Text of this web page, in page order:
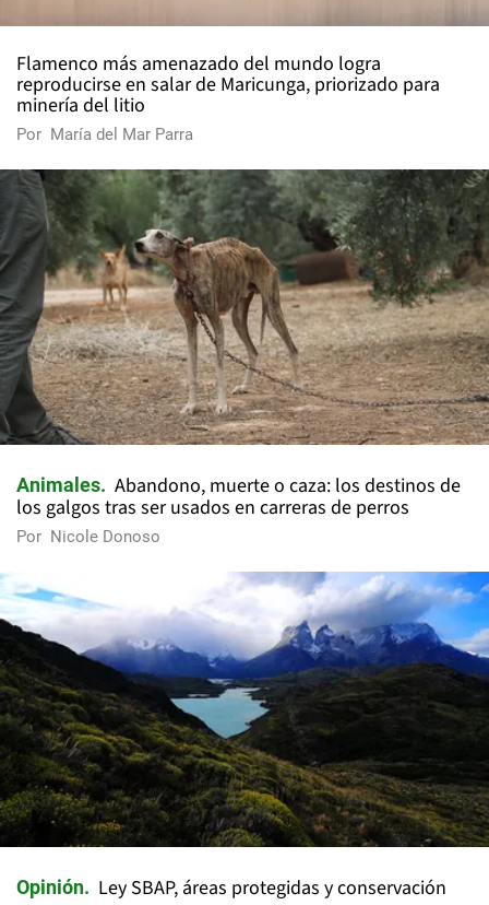
Flamenco más amenazado del mundo logra
reproducirse en salar de Maricunga, priorizado para
minería del litio
Por María del Mar Parra
Animales
Abandono, muerte o caza: los destinos de
los galgos tras ser usados en carreras de perros
Por Nicole Donoso
Opinión Ley SBAP, áreas protegidas y conservación